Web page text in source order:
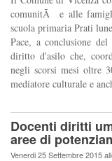
comunitÃ e alle
scuola primaria Prati
Pace, a conclusione
diritto d'asilo che,
negli scorsi mesi oltre
mediatore culturale e
Docenti diritti
aree di
Venerdi 25 Settembre 2015